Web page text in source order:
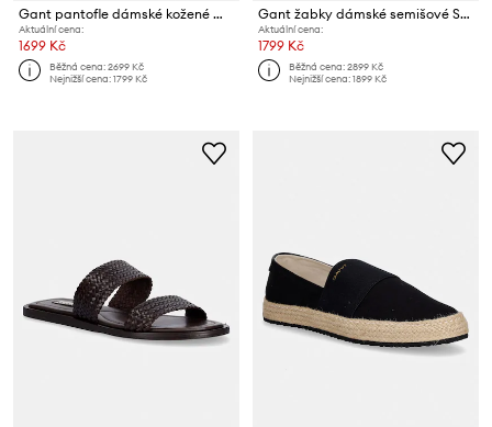
Gant pantofle dámské kožené Mardale
Aktuální cena:
1699 Kč
Běžná cena:2699 Kč
Nejnižší cena:1799 Kč
Gant žabky dámské semišové Sunlaz
Aktuální cena:
1799 Kč
Běžná cena:2899 Kč
Nejnižší cena:1899 Kč